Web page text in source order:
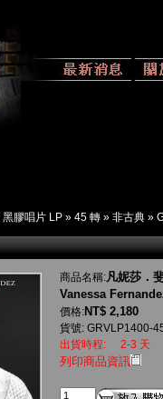
黑膠唱片 LP » 45 轉 » 非古典 »
商品名稱:凡妮莎．
Vanessa
價格:NT$ 2,180
貨號: GRVLP1400-
出貨時程:
2-3 天
列印商品資訊